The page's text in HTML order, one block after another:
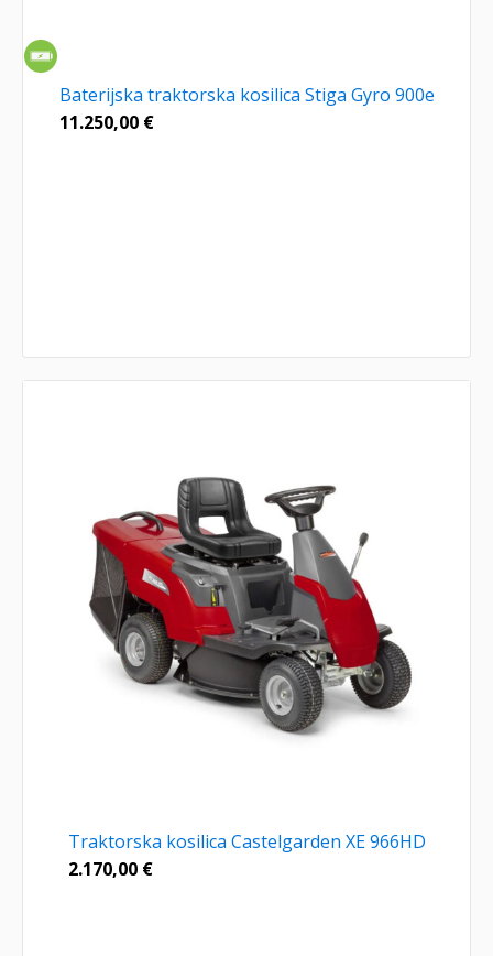
Baterijska traktorska kosilica Stiga Gyro 900e
11.250,00 €
Traktorska kosilica Castelgarden XE 966HD
2.170,00 €